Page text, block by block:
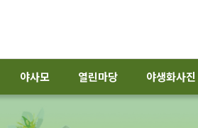
야사모 열린마당 야생화사진